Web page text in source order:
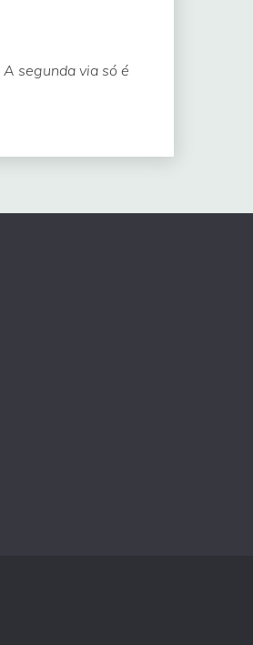
A segunda via só é